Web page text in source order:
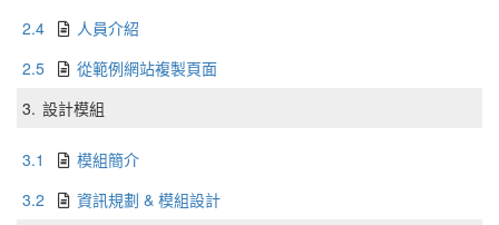
2.4
人員介紹
2.5
從範例網站複製頁面
3. 設計模組
3.1
模組簡介
3.2
資訊規劃 & 模組設計